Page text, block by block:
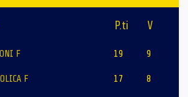
P.ti V
F 19 9
F 17 8